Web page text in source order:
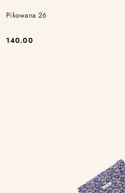
Pikowana 26
Cena:
140.00